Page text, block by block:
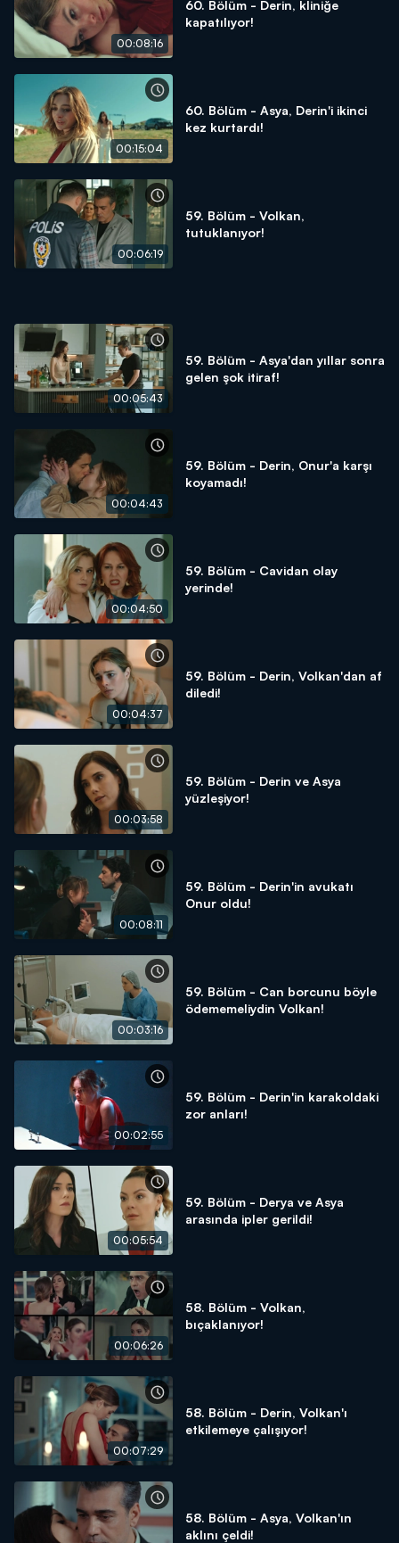
00:08:16
60. Bölüm - Derin, kliniğe
kapatılıyor!
00:15:04
60. Bölüm - Asya, Derin'i ikinci
kez kurtardı!
00:06:19
59. Bölüm - Volkan,
tutuklanıyor!
00:05:43
59. Bölüm - Asya'dan yıllar sonra
gelen şok itiraf!
00:04:43
59. Bölüm - Derin, Onur'a karşı
koyamadı!
00:04:50
59. Bölüm - Cavidan olay
yerinde!
00:04:37
59. Bölüm - Derin, Volkan'dan af
diledi!
00:03:58
59. Bölüm - Derin ve Asya
yüzleşiyor!
00:08:11
59. Bölüm - Derin'in avukatı
Onur oldu!
00:03:16
59. Bölüm - Can borcunu böyle
ödememeliydin Volkan!
00:02:55
59. Bölüm - Derin'in karakoldaki
zor anları!
00:05:54
59. Bölüm - Derya ve Asya
arasında ipler gerildi!
00:06:26
58. Bölüm - Volkan,
bıçaklanıyor!
00:07:29
58. Bölüm - Derin, Volkan'ı
etkilemeye çalışıyor!
58. Bölüm - Asya, Volkan'ın
aklını çeldi!